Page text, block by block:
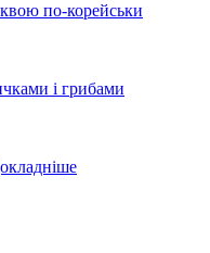
по-корейськи
і грибами